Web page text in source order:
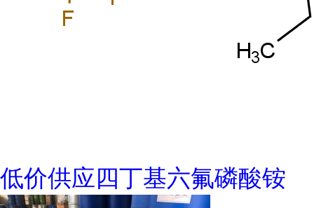
低价供应四丁基六氟磷酸铵